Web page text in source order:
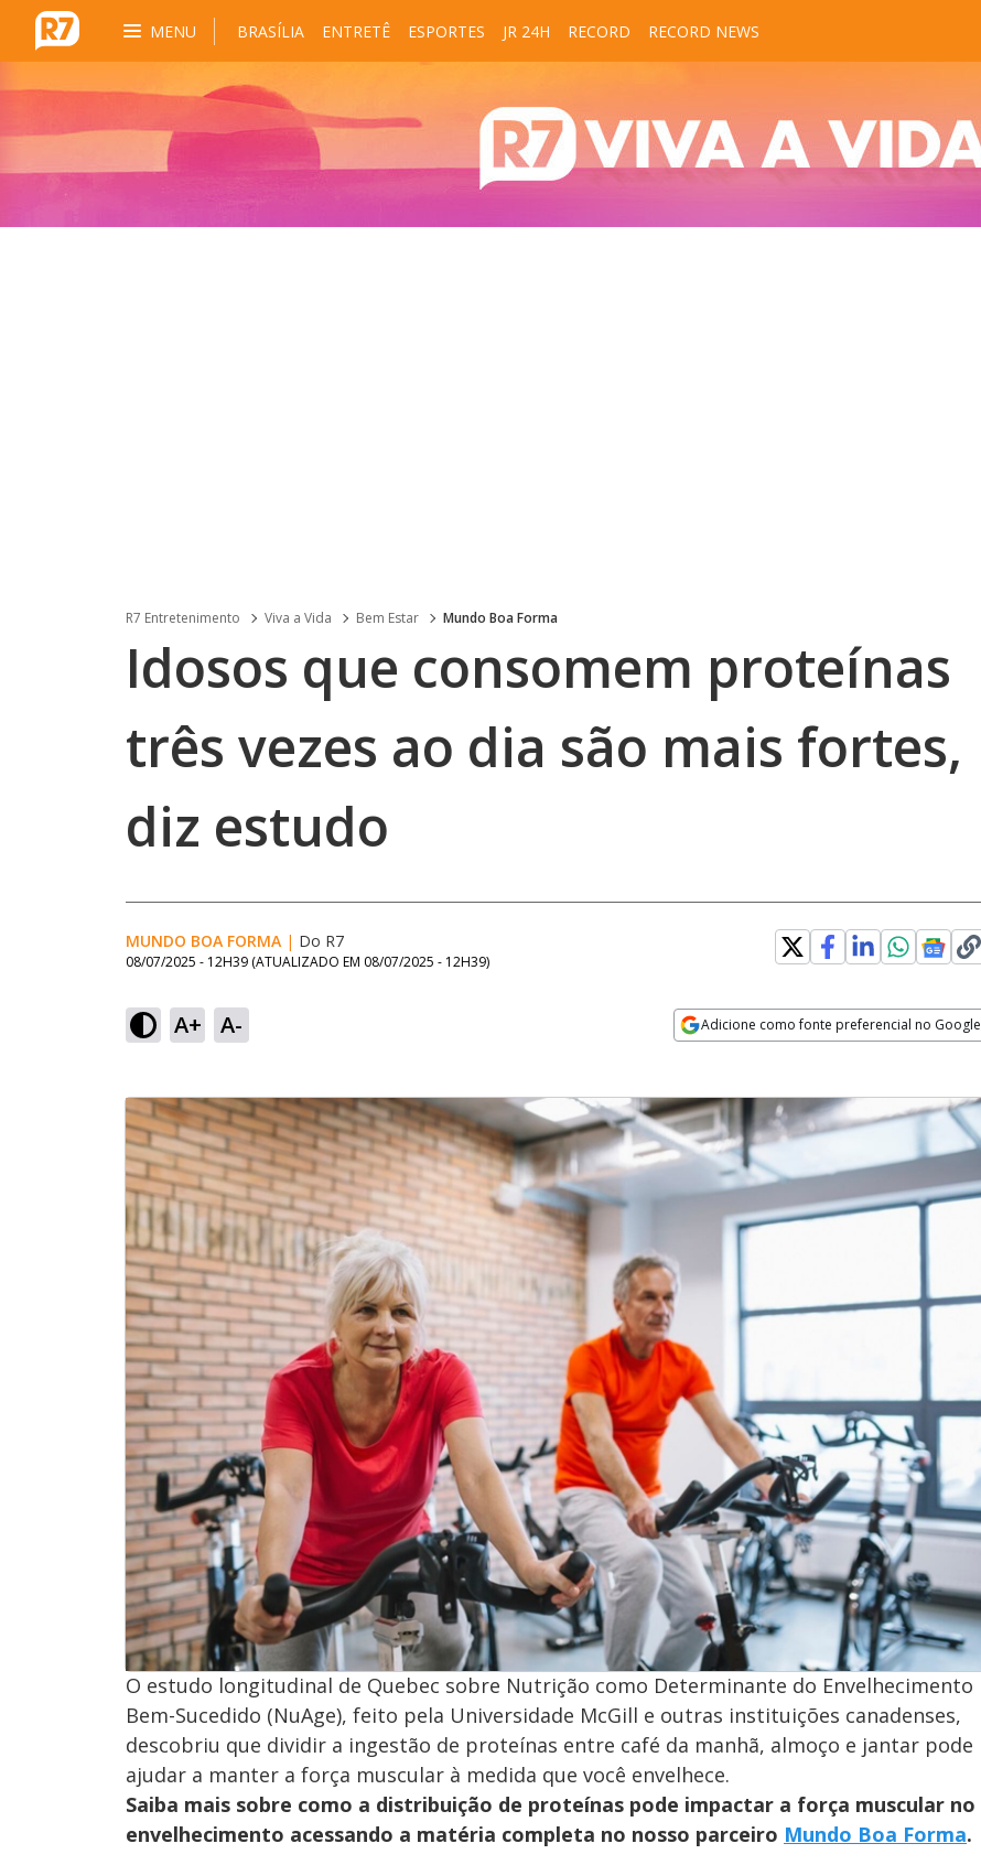
MENU BRASÍLIA ENTRETÊ ESPORTES JR 24H RECORD RECORD NEWS
R7 Entretenimento Viva a Vida Bem Estar Mundo Boa Forma
Idosos que consomem proteínas
três vezes ao dia são mais fortes,
diz estudo
MUNDO BOA FORMA | Do R7
08/07/2025 - 12H39 (ATUALIZADO EM 08/07/2025 - 12H39)
A+ A- Adicione como fonte preferencial no Google
O estudo longitudinal de Quebec sobre Nutrição como Determinante do Envelhecimento
Bem-Sucedido (NuAge), feito pela Universidade McGill e outras instituições canadenses,
descobriu que dividir a ingestão de proteínas entre café da manhã, almoço e jantar pode
ajudar a manter a força muscular à medida que você envelhece.
Saiba mais sobre como a distribuição de proteínas pode impactar a força muscular no
envelhecimento acessando a matéria completa no nosso parceiro Mundo Boa Forma.